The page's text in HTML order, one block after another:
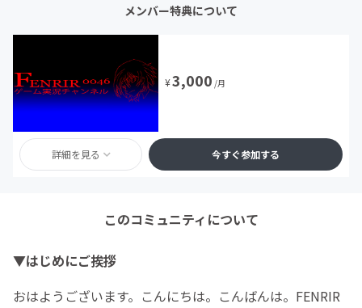
メンバー特典について
¥3,000 /月
詳細を見る 今すぐ参加する
このコミュニティについて
▼はじめにご挨拶
おはようございます。こんにちは。こんばんは。FENRIR